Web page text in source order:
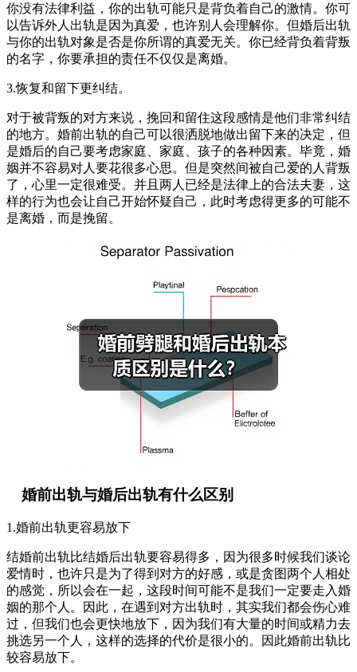
你没有法律利益，你的出轨可能只是背负着自己的激情。你可
以告诉外人出轨是因为真爱，也许别人会理解你。但婚后出轨
与你的出轨对象是否是你所谓的真爱无关。你已经背负着背叛
的名字，你要承担的责任不仅仅是离婚。
3.恢复和留下更纠结。
对于被背叛的对方来说，挽回和留住这段感情是他们非常纠结
的地方。婚前出轨的自己可以很洒脱地做出留下来的决定，但
是婚后的自己要考虑家庭、家庭、孩子的各种因素。毕竟，婚
姻并不容易对人要花很多心思。但是突然间被自己爱的人背叛
了，心里一定很难受。并且两人已经是法律上的合法夫妻，这
样的行为也会让自己开始怀疑自己，此时考虑得更多的可能不
是离婚，而是挽留。
婚前出轨与婚后出轨有什么区别
1.婚前出轨更容易放下
结婚前出轨比结婚后出轨要容易得多，因为很多时候我们谈论
爱情时，也许只是为了得到对方的好感，或是贪图两个人相处
的感觉，所以会在一起，这段时间可能不是我们一定要走入婚
姻的那个人。因此，在遇到对方出轨时，其实我们都会伤心难
过，但我们也会更快地放下，因为我们有大量的时间或精力去
挑选另一个人，这样的选择的代价是很小的。因此婚前出轨比
较容易放下。